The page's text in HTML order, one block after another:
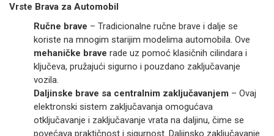
Vrste Brava za Automobil
Ručne brave – Tradicionalne ručne brave i dalje se
koriste na mnogim starijim modelima automobila. Ove
mehaničke brave rade uz pomoć klasičnih cilindara i
ključeva, pružajući sigurno i pouzdano zaključavanje
vozila.
Daljinske brave sa centralnim zaključavanjem – Ovaj
elektronski sistem zaključavanja omogućava
otključavanje i zaključavanje vrata na daljinu, čime se
povećava praktičnost i sigurnost. Daljinsko zaključavanje